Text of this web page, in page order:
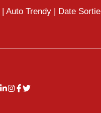
| Auto Trendy | Date Sortie